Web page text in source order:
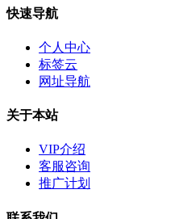
快速导航
个人中心
标签云
网址导航
关于本站
VIP介绍
客服咨询
推广计划